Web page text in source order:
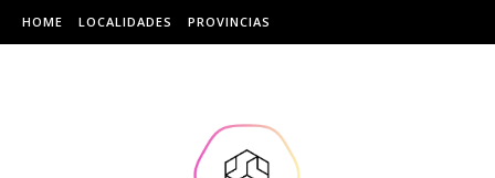
Skip to content
HOME LOCALIDADES PROVINCIAS